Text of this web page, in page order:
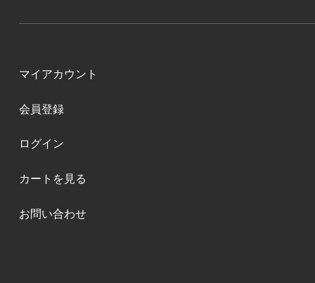
マイアカウント
会員登録
ログイン
カートを見る
お問い合わせ